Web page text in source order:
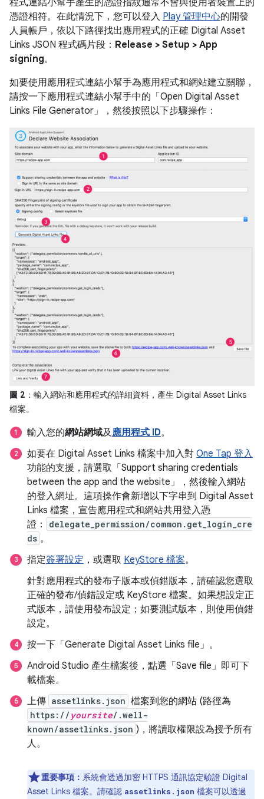
程式連結小幫手產生的憑證指紋通常不會與使用者裝置上的
憑證相符。在此情況下，您可以登入 Play 管理中心的開發
人員帳戶，依以下路徑找出應用程式的正確 Digital Asset
Links JSON 程式碼片段： Release > Setup > App
signing。
如要使用應用程式連結小幫手為應用程式和網站建立關聯，
請按一下應用程式連結小幫手中的「Open Digital Asset
Links File Generator」
，然後按照以下步驟操作：
圖 2 ：輸入網站和應用程式的詳細資料，產生 Digital Asset Links
檔案。
輸入您的網站網域及 應用程式 ID。
如要在 Digital Asset Links 檔案中加入對 One Tap 登入
功能的支援，請選取「Support sharing credentials
between the app and the website」
，然後輸入網站
的登入網址。這項操作會新增以下字串到 Digital Asset
Links 檔案，宣告應用程式和網站共用登入憑
證：
delegate_permission/common.get_login_cre
ds 。
指定簽署設定 ，或選取 KeyStore 檔案。
針對應用程式的發布子版本或偵錯版本，請確認您選取
正確的發布/偵錯設定或 KeyStore 檔案。如果想設定正
式版本，請使用發布設定；如要測試版本，則使用偵錯
設定。
按一下「Generate Digital Asset Links file」 。
Android Studio 產生檔案後，點選「Save file」 即可下
載檔案。
上傳 assetlinks.json 檔案到您的網站 (路徑為
https:// yoursite/.well-
known/assetlinks.json )，將讀取權限設為授予所有
人。
重要事項： 系統會透過加密 HTTPS 通訊協定驗證 Digital
Asset Links 檔案。請確認 assetlinks.json 檔案可以透過